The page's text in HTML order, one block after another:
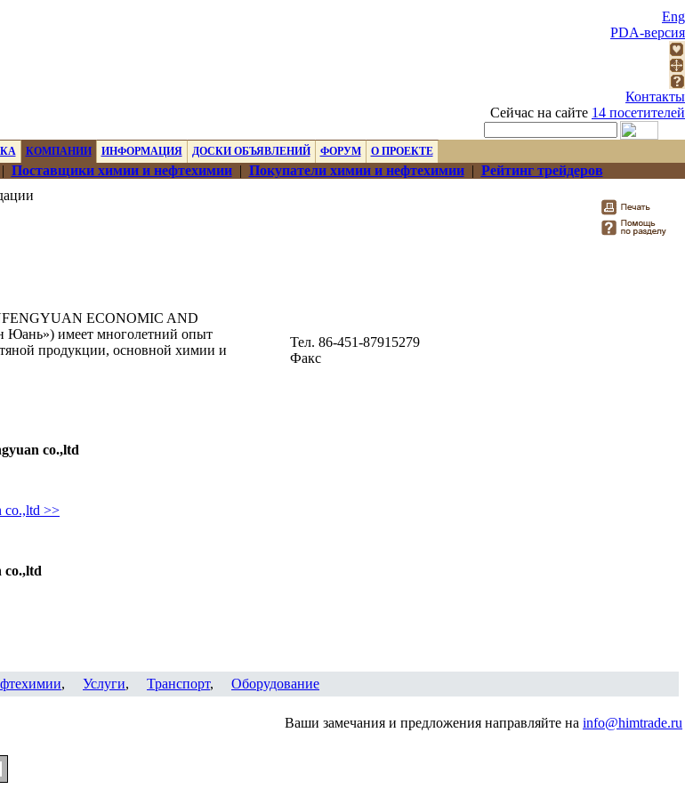
Eng
PDA-версия
Контакты
Сейчас на сайте 14 посетителей
КОМПАНИИ ИНФОРМАЦИЯ ДОСКИ ОБЪЯВЛЕНИЙ ФОРУМ О ПРОЕКТЕ
Поставщики химии и нефтехимии| Покупатели химии и нефтехимии| Рейтинг трейдеров
ECONOMIC AND
Юань») имеет многолетний опыт
продукции, основной химии и
Тел. 86-451-87915279
Факс
co.,ltd
co.,ltd >>
co.,ltd
, Услуги, Транспорт, Оборудование
Ваши замечания и предложения направляйте на info@himtrade.ru